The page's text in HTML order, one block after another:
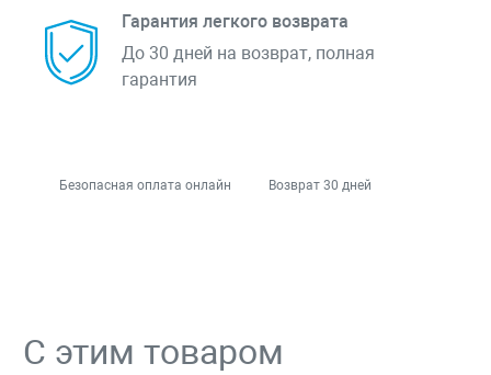
Гарантия легкого возврата
До 30 дней на возврат, полная
гарантия
Безопасная оплата онлайн Возврат 30 дней
С этим товаром